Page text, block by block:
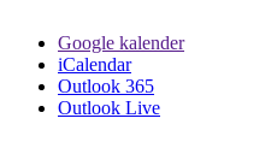
Google kalender
iCalendar
Outlook 365
Outlook Live